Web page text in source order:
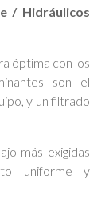
/ Hidráulicos
óptima con los
son el
y un filtrado
más exigidas
uniforme y